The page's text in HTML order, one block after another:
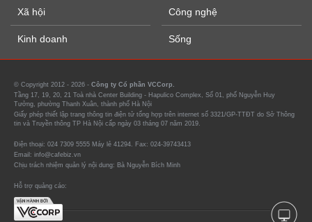
Xã hội
Kinh doanh
Công nghệ
Sống
© Copyright 2012 - 2026 - Công ty Cổ phần VCCorp.
Tầng 17, 19, 20, 21 Toà nhà Center Building - Hapulico Complex, Số 01, phố Nguyễn Huy
Tưởng, phường Thanh Xuân, thành phố Hà Nội
Giấy phép thiết lập trang thông tin điện tử tổng hợp trên internet số 3321/GP-TTĐT do Sở Thông
tin và Truyền thông TP Hà Nội cấp ngày 03 tháng 07 năm 2019.
Điện thoại: 024 7309 5555 Máy lẻ 41294. Fax: 024-39743413
Email: info@cafebiz.vn
Chịu trách nhiệm quản lý nội dung: Bà Nguyễn Bích Minh
Hỗ trợ quảng cáo: